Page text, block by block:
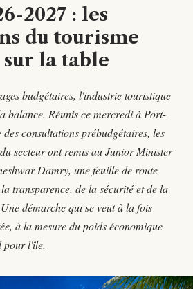
2027 : les
du tourisme
la table
budgétaires, l'industrie touristique
balance. Réunis ce mercredi à Port-
consultations prébudgétaires, les
secteur ont remis au Junior Minister
Damry, une feuille de route
transparence, de la sécurité et de la
démarche qui se veut à la fois
à la mesure du poids économique
pour l'île.